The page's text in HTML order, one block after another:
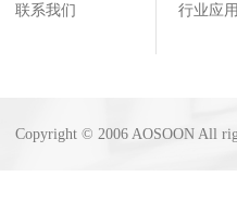
联系我们
行业应用
Copyright © 2006 AOSOON All